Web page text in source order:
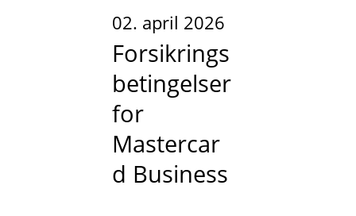
02. april 2026
Forsikrings
betingelser
for
Mastercar
d Business